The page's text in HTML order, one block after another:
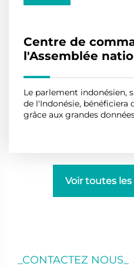
Centre de
l'Assemblée
Le parlement indonésien,
de l'Indonésie, bénéficiera
grâce aux grandes
Voir toutes
_CONTACTEZ NOUS_